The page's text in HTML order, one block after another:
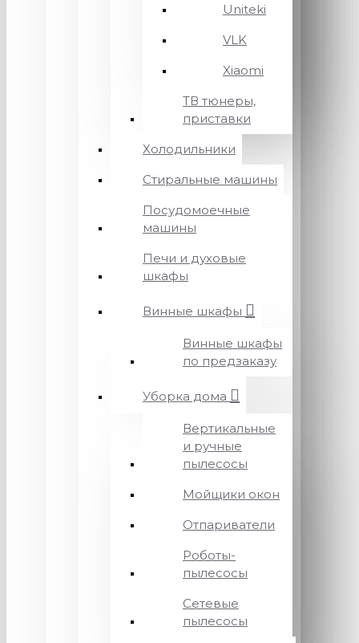
Uniteki
VLK
Xiaomi
ТВ тюнеры,
приставки
Холодильники
Стиральные машины
Посудомоечные
машины
Печи и духовые
шкафы
Винные шкафы
Винные шкафы
по предзаказу
Уборка дома
Вертикальные
и ручные
пылесосы
Мойщики окон
Отпариватели
Роботы-
пылесосы
Сетевые
пылесосы